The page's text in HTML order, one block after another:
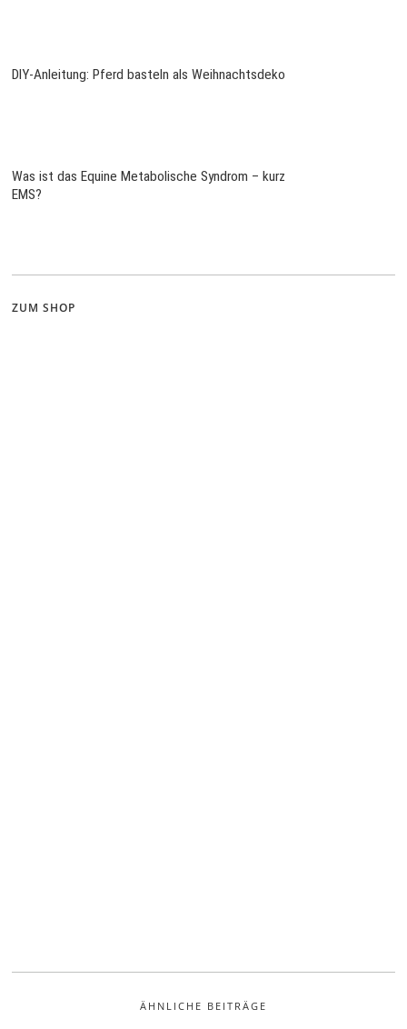
DIY-Anleitung: Pferd basteln als Weihnachtsdeko
Was ist das Equine Metabolische Syndrom – kurz
EMS?
ZUM SHOP
ÄHNLICHE BEITRÄGE